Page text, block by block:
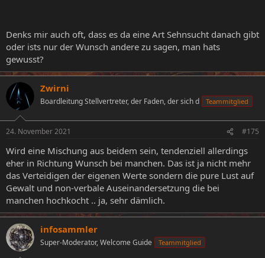
Denks mir auch oft, dass es da eine Art Sehnsucht danach gibt
oder ists nur der Wunsch andere zu sagen, man hats
gewusst?
Zwirni
Boardleitung Stellvertreter, der Faden, der sich d Teammitglied
24. November 2021 #175
Wird eine Mischung aus beidem sein, tendenziell allerdings
eher in Richtung Wunsch bei manchen. Das ist ja nicht mehr
das Verteidigen der eigenen Werte sondern die pure Lust auf
Gewalt und non-verbale Auseinandersetzung die bei
manchen hochkocht .. ja, sehr dämlich.
infosammler
Super-Moderator, Welcome Guide Teammitglied